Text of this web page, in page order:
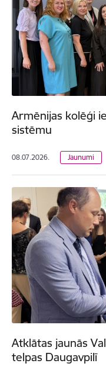
Armēnijas kolēģi
sistēmu
08.07.2026. Jaunumi
Atklātas jaunās
telpas Daugavpilī